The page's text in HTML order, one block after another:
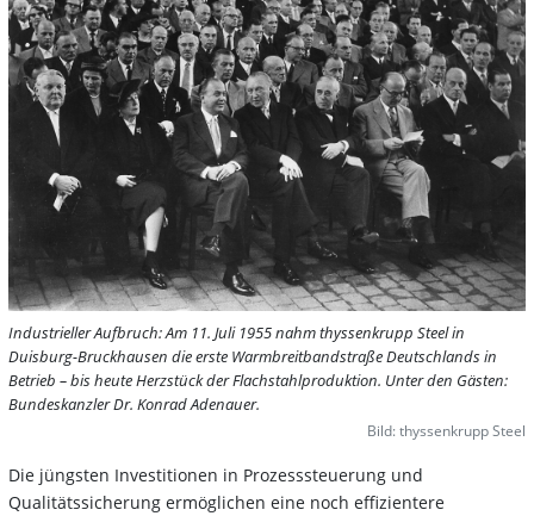
Industrieller Aufbruch: Am 11. Juli 1955 nahm thyssenkrupp Steel in
Duisburg-Bruckhausen die erste Warmbreitbandstraße Deutschlands in
Betrieb – bis heute Herzstück der Flachstahlproduktion. Unter den Gästen:
Bundeskanzler Dr. Konrad Adenauer.
Bild: thyssenkrupp Steel
Die jüngsten Investitionen in Prozesssteuerung und
Qualitätssicherung ermöglichen eine noch effizientere